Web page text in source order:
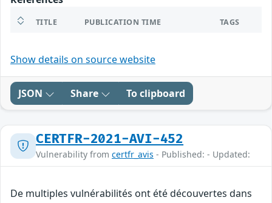
TITLE PUBLICATION TIME TAGS
Show details on source website
JSON Share To clipboard
CERTFR-2021-AVI-452
Vulnerability from certfr_avis - Published: - Updated:
De multiples vulnérabilités ont été découvertes dans